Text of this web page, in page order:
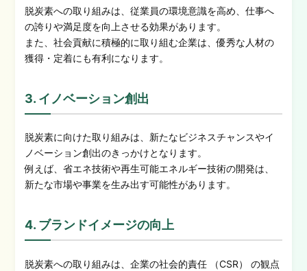
脱炭素への取り組みは、従業員の環境意識を高め、仕事へ
の誇りや満足度を向上させる効果があります。
また、社会貢献に積極的に取り組む企業は、優秀な人材の
獲得・定着にも有利になります。
3. イノベーション創出
脱炭素に向けた取り組みは、新たなビジネスチャンスやイ
ノベーション創出のきっかけとなります。
例えば、省エネ技術や再生可能エネルギー技術の開発は、
新たな市場や事業を生み出す可能性があります。
4. ブランドイメージの向上
脱炭素への取り組みは、企業の社会的責任 （CSR） の観点